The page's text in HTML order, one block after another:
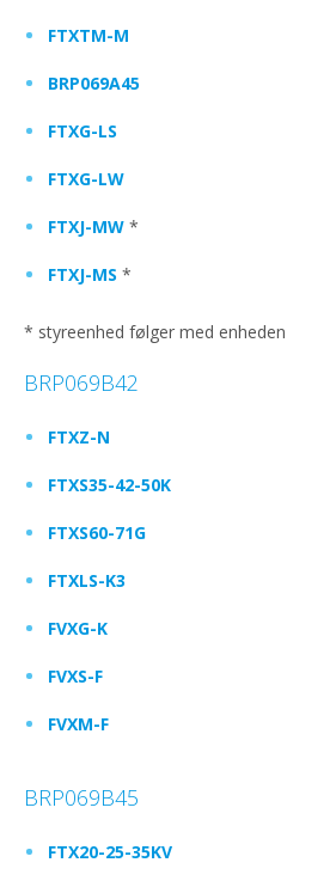
FTXTM-M
BRP069A45
FTXG-LS
FTXG-LW
FTXJ-MW *
FTXJ-MS *
* styreenhed følger med enheden
BRP069B42
FTXZ-N
FTXS35-42-50K
FTXS60-71G
FTXLS-K3
FVXG-K
FVXS-F
FVXM-F
BRP069B45
FTX20-25-35KV